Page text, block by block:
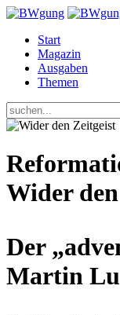
Start
Magazin
Ausgaben
Themen
Wider
Der
Martin